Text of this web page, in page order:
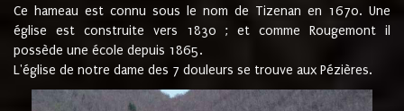
Ce hameau est connu sous le nom de Tizenan en 1670. Une
église est construite vers 1830 ; et comme Rougemont il
possède une école depuis 1865.
L'église de notre dame des 7 douleurs se trouve aux Pézières.